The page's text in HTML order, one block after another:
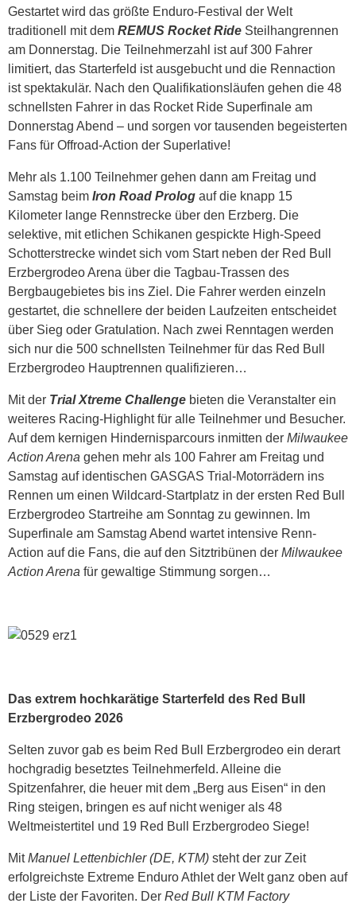
Gestartet wird das größte Enduro-Festival der Welt
traditionell mit dem REMUS Rocket Ride Steilhangrennen
am Donnerstag. Die Teilnehmerzahl ist auf 300 Fahrer
limitiert, das Starterfeld ist ausgebucht und die Rennaction
ist spektakulär. Nach den Qualifikationsläufen gehen die 48
schnellsten Fahrer in das Rocket Ride Superfinale am
Donnerstag Abend – und sorgen vor tausenden begeisterten
Fans für Offroad-Action der Superlative!
Mehr als 1.100 Teilnehmer gehen dann am Freitag und
Samstag beim Iron Road Prolog auf die knapp 15
Kilometer lange Rennstrecke über den Erzberg. Die
selektive, mit etlichen Schikanen gespickte High-Speed
Schotterstrecke windet sich vom Start neben der Red Bull
Erzbergrodeo Arena über die Tagbau-Trassen des
Bergbaugebietes bis ins Ziel. Die Fahrer werden einzeln
gestartet, die schnellere der beiden Laufzeiten entscheidet
über Sieg oder Gratulation. Nach zwei Renntagen werden
sich nur die 500 schnellsten Teilnehmer für das Red Bull
Erzbergrodeo Hauptrennen qualifizieren…
Mit der Trial Xtreme Challenge bieten die Veranstalter ein
weiteres Racing-Highlight für alle Teilnehmer und Besucher.
Auf dem kernigen Hindernisparcours inmitten der Milwaukee
Action Arena gehen mehr als 100 Fahrer am Freitag und
Samstag auf identischen GASGAS Trial-Motorrädern ins
Rennen um einen Wildcard-Startplatz in der ersten Red Bull
Erzbergrodeo Startreihe am Sonntag zu gewinnen. Im
Superfinale am Samstag Abend wartet intensive Renn-
Action auf die Fans, die auf den Sitztribünen der Milwaukee
Action Arena für gewaltige Stimmung sorgen…
Das extrem hochkarätige Starterfeld des Red Bull
Erzbergrodeo 2026
Selten zuvor gab es beim Red Bull Erzbergrodeo ein derart
hochgradig besetztes Teilnehmerfeld. Alleine die
Spitzenfahrer, die heuer mit dem „Berg aus Eisen“ in den
Ring steigen, bringen es auf nicht weniger als 48
Weltmeistertitel und 19 Red Bull Erzbergrodeo Siege!
MitManuel Lettenbichler (DE, KTM) steht der zur Zeit
erfolgreichste Extreme Enduro Athlet der Welt ganz oben auf
der Liste der Favoriten. Der Red Bull KTM Factory